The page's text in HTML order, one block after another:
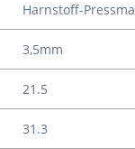
Harnstoff-
3,5mm
21.5
31.3